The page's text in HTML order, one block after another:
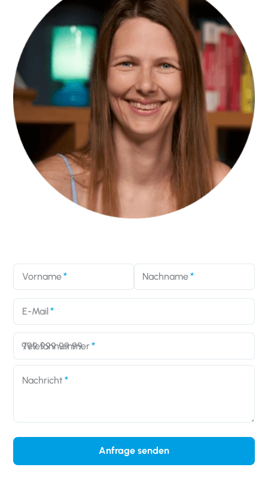
Vorname Nachname
E-Mail
Telefonnummer
Nachricht
Anfrage senden